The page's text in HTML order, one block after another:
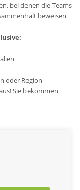
bei denen die Teams
beweisen
oder Region
Sie bekommen